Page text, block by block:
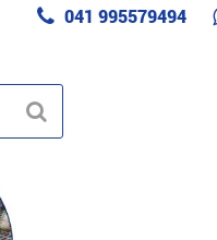
041 995579494